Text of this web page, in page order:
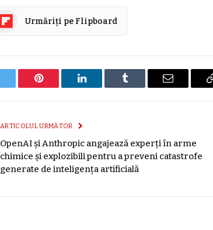
Urmăriți pe Flipboard
Pinterest LinkedIn Tumblr
E-
ARTICOLUL URMĂTOR
OpenAI și Anthropic angajează experți în arme
chimice și explozibili pentru a preveni catastrofe
generate de inteligența artificială